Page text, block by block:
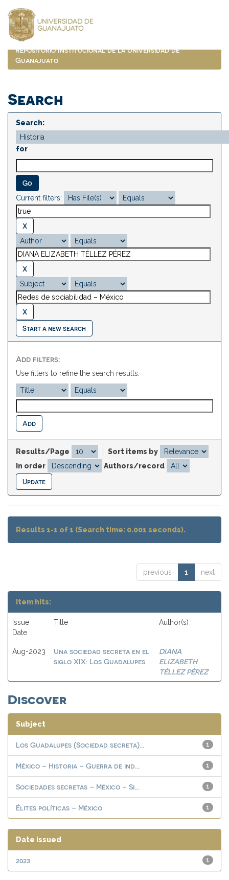
navigation
Repositorio Institucional de la Universidad de
Guanajuato
Search
Search:
for
Current filters:
Start a new search
Add filters:
Use filters to refine the search results.
Results/Page
Sort items by
In order
Authors/record
Results 1-1 of 1 (Search time: 0.001 seconds).
previous 1 next
Item hits:
Issue
Date
Title Author(s)
Aug-2023
Una sociedad secreta en el
siglo XIX: Los Guadalupes
DIANA
ELIZABETH
TÉLLEZ PÉREZ
Discover
Subject
1
Los Guadalupes (Sociedad secreta)...
1
México – Historia – Guerra de ind...
1
Sociedades secretas – México – Si...
1
Élites políticas – México
Date issued
1
2023